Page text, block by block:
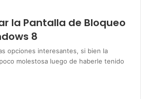
la Pantalla de Bloqueo
8
opciones interesantes, si bien la
molestosa luego de haberle tenido